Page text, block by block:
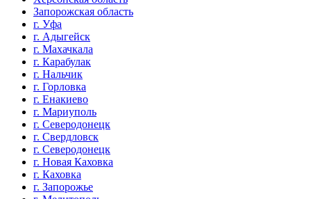
Запорожская область
г. Уфа
г. Адыгейск
г. Махачкала
г. Карабулак
г. Нальчик
г. Горловка
г. Енакиево
г. Мариуполь
г. Северодонецк
г. Свердловск
г. Северодонецк
г. Новая Каховка
г. Каховка
г. Запорожье